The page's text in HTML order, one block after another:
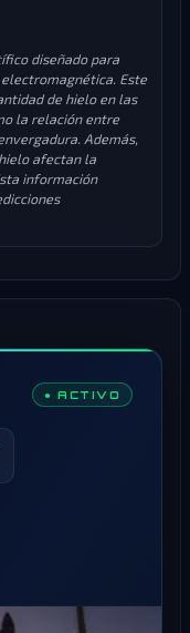
diseñado para
Este
de hielo en las
la relación entre
Además,
afectan la
información
● ACTIVO